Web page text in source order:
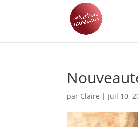
par Claire | Juil 10,